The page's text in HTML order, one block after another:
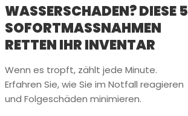
WASSERSCHADEN? DIESE 5
SOFORTMASSNAHMEN R
ETTEN IHR INVENTAR
Wenn es tropft, zählt jede Minute.
Erfahren Sie, wie Sie im Notfall reagieren
und Folgeschäden minimieren.